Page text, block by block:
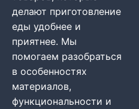
делают приготовление
еды удобнее и
приятнее. Мы
помогаем разобраться
в особенностях
материалов,
функциональности и